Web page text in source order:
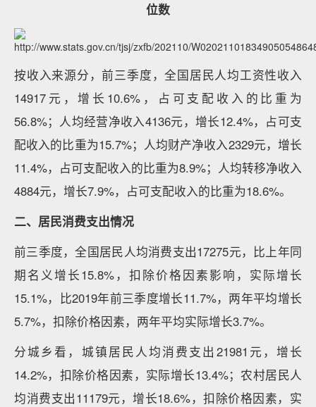
位数
按收入来源分，前三季度，全国居民人均工资性收入
14917元，增长10.6%，占可支配收入的比重为
56.8%；人均经营净收入4136元，增长12.4%，占可支
配收入的比重为15.7%；人均财产净收入2329元，增长
11.4%，占可支配收入的比重为8.9%；人均转移净收入
4884元，增长7.9%，占可支配收入的比重为18.6%。
二、居民消费支出情况
前三季度，全国居民人均消费支出17275元，比上年同
期名义增长15.8%，扣除价格因素影响，实际增长
15.1%，比2019年前三季度增长11.7%，两年平均增长
5.7%，扣除价格因素，两年平均实际增长3.7%。
分城乡看，城镇居民人均消费支出21981元，增长
14.2%，扣除价格因素，实际增长13.4%；农村居民人
均消费支出11179元，增长18.6%，扣除价格因素，实